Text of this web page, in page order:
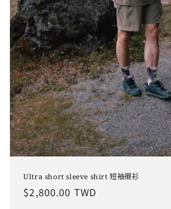
Ultra short sleeve shirt 短袖襯衫
定
$2,800.00 TWD